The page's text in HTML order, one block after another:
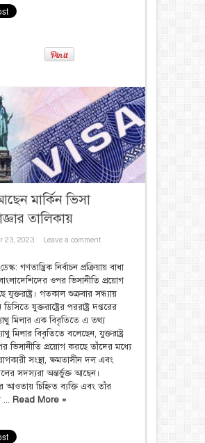
মার্কিন ভিসা
তালিকায়
23, 2023 Leave a comment
গণতান্ত্রিক নির্বাচন প্রক্রিয়ায় বাধা
বাংলাদেশিদের ওপর ভিসানীতি প্রয়োগ
গতকাল শুক্রবার সন্ধ্যায়
যুক্তরাষ্ট্রের পররাষ্ট্র দপ্তরের
মিলার এক বিবৃতিতে এ তথ্য
মিলার বিবৃতিতে বলেছেন, যুক্তরাষ্ট্র
ভিসানীতি প্রয়োগ করছে তাঁদের মধ্যে
সংস্থা, ক্ষমতাসীন দল এবং
সদস্যরা অন্তর্ভুক্ত আছেন।
আওতায় চিহ্নিত ব্যক্তি এবং তাঁর
... Read More »